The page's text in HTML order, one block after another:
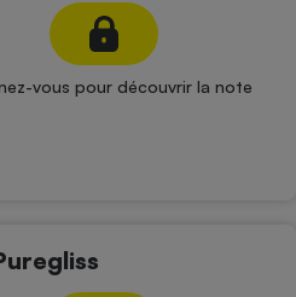
vous pour découvrir la note